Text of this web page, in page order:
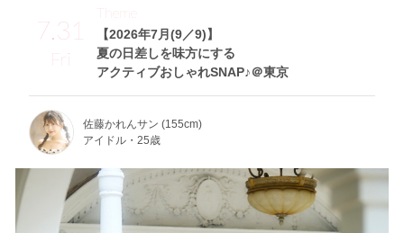
7.31
Fri
【2026年7月(9／9)】
夏の日差しを味方にする
アクティブおしゃれSNAP♪＠東京
Theme
佐藤かれんサン (155cm)
アイドル・25歳